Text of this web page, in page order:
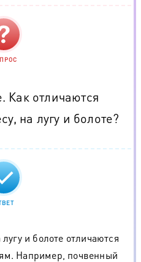
отличаются
на лугу и болоте?
и болоте отличаются
Например, почвенный